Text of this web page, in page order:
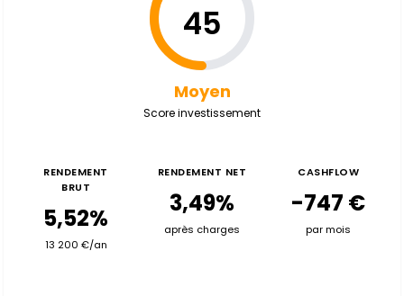
45
Moyen
Score investissement
RENDEMENT
BRUT
5,52%
13 200 €/an
RENDEMENT NET
3,49%
après charges
CASHFLOW
-747 €
par mois